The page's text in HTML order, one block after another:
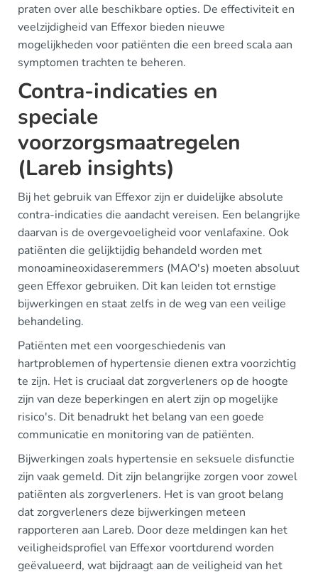
praten over alle beschikbare opties. De effectiviteit en
veelzijdigheid van Effexor bieden nieuwe
mogelijkheden voor patiënten die een breed scala aan
symptomen trachten te beheren.
Contra-indicaties en
speciale
voorzorgsmaatregelen
(Lareb insights)
Bij het gebruik van Effexor zijn er duidelijke absolute
contra-indicaties die aandacht vereisen. Een belangrijke
daarvan is de overgevoeligheid voor venlafaxine. Ook
patiënten die gelijktijdig behandeld worden met
monoamineoxidaseremmers (MAO's) moeten absoluut
geen Effexor gebruiken. Dit kan leiden tot ernstige
bijwerkingen en staat zelfs in de weg van een veilige
behandeling.
Patiënten met een voorgeschiedenis van
hartproblemen of hypertensie dienen extra voorzichtig
te zijn. Het is cruciaal dat zorgverleners op de hoogte
zijn van deze beperkingen en alert zijn op mogelijke
risico's. Dit benadrukt het belang van een goede
communicatie en monitoring van de patiënten.
Bijwerkingen zoals hypertensie en seksuele disfunctie
zijn vaak gemeld. Dit zijn belangrijke zorgen voor zowel
patiënten als zorgverleners. Het is van groot belang
dat zorgverleners deze bijwerkingen meteen
rapporteren aan Lareb. Door deze meldingen kan het
veiligheidsprofiel van Effexor voortdurend worden
geëvalueerd, wat bijdraagt aan de veiligheid van het